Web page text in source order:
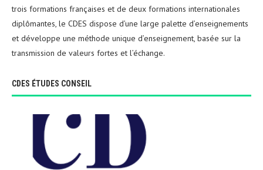
trois formations françaises et de deux formations internationales
diplômantes, le CDES dispose d’une large palette d’enseignements
et développe une méthode unique d’enseignement, basée sur la
transmission de valeurs fortes et l’échange.
CDES ÉTUDES CONSEIL